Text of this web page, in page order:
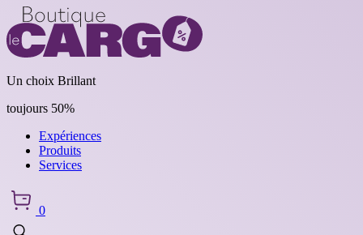
Un choix Brillant
toujours 50%
Expériences
Produits
Services
0